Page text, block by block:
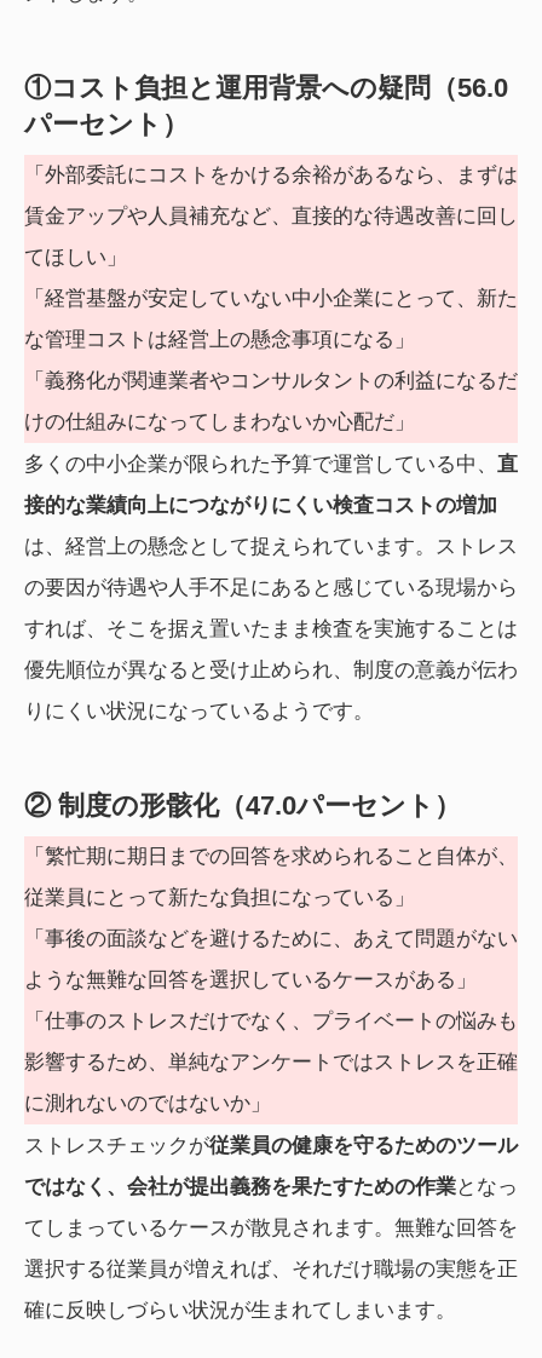
①コスト負担と運用背景への疑問（56.0
パーセント）
「外部委託にコストをかける余裕があるなら、まずは
賃金アップや人員補充など、直接的な待遇改善に回し
てほしい」
「経営基盤が安定していない中小企業にとって、新た
な管理コストは経営上の懸念事項になる」
「義務化が関連業者やコンサルタントの利益になるだ
けの仕組みになってしまわないか心配だ」
多くの中小企業が限られた予算で運営している中、 直
接的な業績向上につながりにくい検査コストの増加
は、経営上の懸念として捉えられています。ストレス
の要因が待遇や人手不足にあると感じている現場から
すれば、そこを据え置いたまま検査を実施することは
優先順位が異なると受け止められ、制度の意義が伝わ
りにくい状況になっているようです。
② 制度の形骸化（47.0パーセント）
「繁忙期に期日までの回答を求められること自体が、
従業員にとって新たな負担になっている」
「事後の面談などを避けるために、あえて問題がない
ような無難な回答を選択しているケースがある」
「仕事のストレスだけでなく、プライベートの悩みも
影響するため、単純なアンケートではストレスを正確
に測れないのではないか」
ストレスチェックが従業員の健康を守るためのツール
ではなく、会社が提出義務を果たすための作業となっ
てしまっているケースが散見されます。無難な回答を
選択する従業員が増えれば、それだけ職場の実態を正
確に反映しづらい状況が生まれてしまいます。